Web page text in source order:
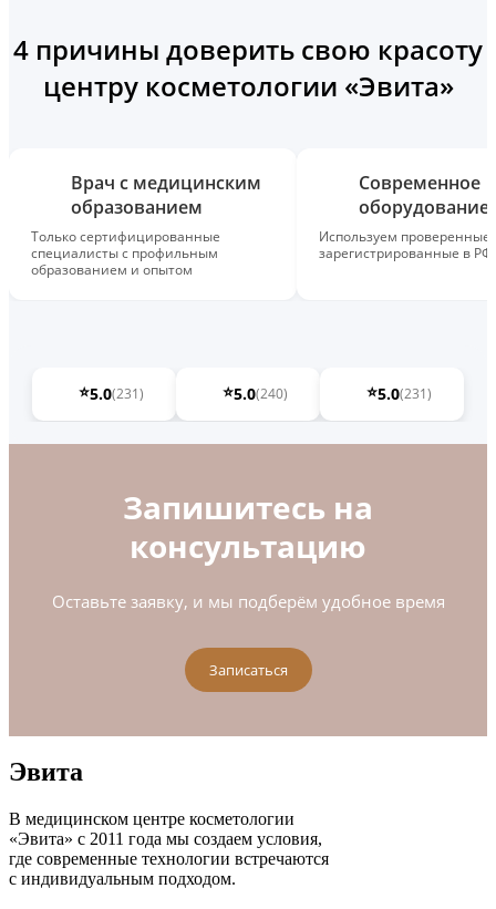
4 причины доверить свою красоту
центру косметологии «Эвита»
Врач с медицинским
образованием
Только сертифицированные
специалисты с профильным
образованием и опытом
Современное
оборудование
Используем проверенные,
зарегистрированные в
⭐5.0(231) ⭐5.0(240) ⭐5.0(231)
Запишитесь на
консультацию
Оставьте заявку, и мы подберём удобное время
Записаться
Эвита
В медицинском центре косметологии
«Эвита» с 2011 года мы создаем условия,
где современные технологии встречаются
с индивидуальным подходом.